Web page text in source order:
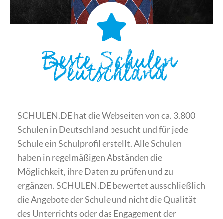
Beste Schulen
Deutschland
SCHULEN.DE hat die Webseiten von ca. 3.800
Schulen in Deutschland besucht und für jede
Schule ein Schulprofil erstellt. Alle Schulen
haben in regelmäßigen Abständen die
Möglichkeit, ihre Daten zu prüfen und zu
ergänzen. SCHULEN.DE bewertet ausschließlich
die Angebote der Schule und nicht die Qualität
des Unterrichts oder das Engagement der